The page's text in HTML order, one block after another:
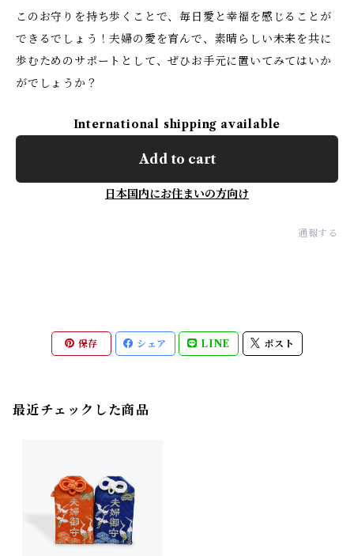
このお守りを持ち歩くことで、毎日愛と幸福を感じることが
できるでしょう！夫婦の愛を育んで、素晴らしい未来を共に
歩むためのサポートとして、ぜひお手元に置いてみてはいか
がでしょうか？
International shipping available
Add to cart
日本国内にお住まいの方向け
通報する
保存 シェア LINE ポスト
最近チェックした商品